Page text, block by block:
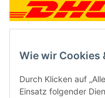
Neben dem
Wie wir Cookies
Durch Klicken auf
Einsatz folgender